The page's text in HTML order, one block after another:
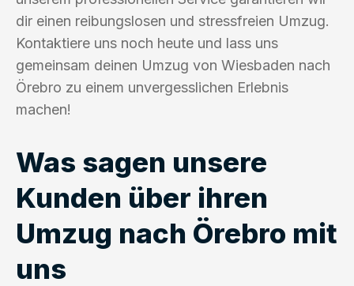
dir einen reibungslosen und stressfreien Umzug.
Kontaktiere uns noch heute und lass uns
gemeinsam deinen Umzug von Wiesbaden nach
Örebro zu einem unvergesslichen Erlebnis
machen!
Was sagen unsere
Kunden über ihren
Umzug nach Örebro mit
uns